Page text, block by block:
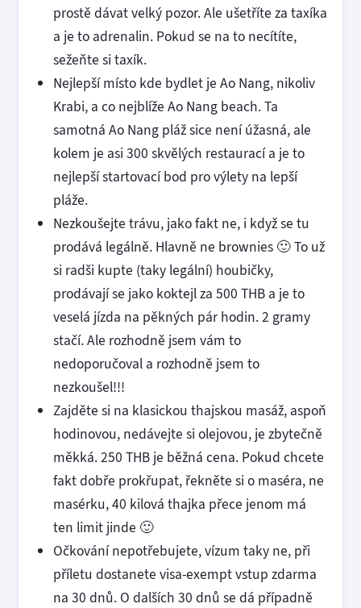
prostě dávat velký pozor. Ale ušetříte za taxíka
a je to adrenalin. Pokud se na to necítíte,
sežeňte si taxík.
Nejlepší místo kde bydlet je Ao Nang, nikoliv
Krabi, a co nejblíže Ao Nang beach. Ta
samotná Ao Nang pláž sice není úžasná, ale
kolem je asi 300 skvělých restaurací a je to
nejlepší startovací bod pro výlety na lepší
pláže.
Nezkoušejte trávu, jako fakt ne, i když se tu
prodává legálně. Hlavně ne brownies 🙂 To už
si radši kupte (taky legální) houbičky,
prodávají se jako koktejl za 500 THB a je to
veselá jízda na pěkných pár hodin. 2 gramy
stačí. Ale rozhodně jsem vám to
nedoporučoval a rozhodně jsem to
nezkoušel!!!
Zajděte si na klasickou thajskou masáž, aspoň
hodinovou, nedávejte si olejovou, je zbytečně
měkká. 250 THB je běžná cena. Pokud chcete
fakt dobře prokřupat, řekněte si o maséra, ne
masérku, 40 kilová thajka přece jenom má
ten limit jinde 🙂
Očkování nepotřebujete, vízum taky ne, při
příletu dostanete visa-exempt vstup zdarma
na 30 dnů. O dalších 30 dnů se dá případně